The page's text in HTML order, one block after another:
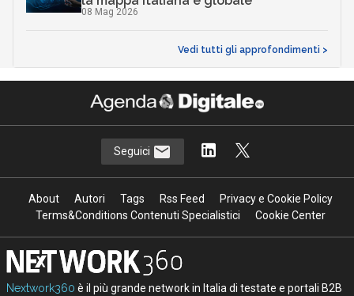
08 Mag 2026
Vedi tutti gli approfondimenti >
Seguici
About Autori Tags Rss Feed
Privacy e Cookie Policy
Terms&Conditions Contenuti Specialistici
Cookie Center
Nextwork360 è il più grande network in Italia di testate e portali B2B